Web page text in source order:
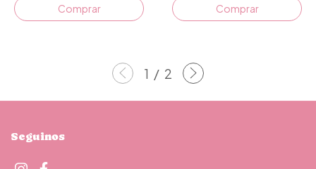
Comprar Comprar
1 / 2
Seguinos